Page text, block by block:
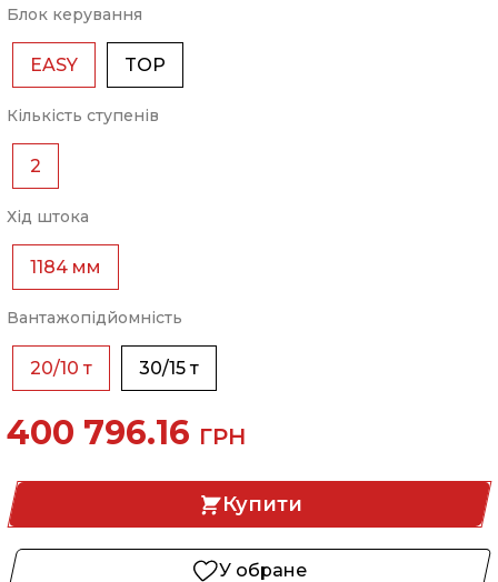
Блок керування
EASY TOP
Кількість ступенів
2
Хід штока
1184 мм
Вантажопідйомність
20/10 т 30/15 т
400 796.16 ГРН
Купити
У обране